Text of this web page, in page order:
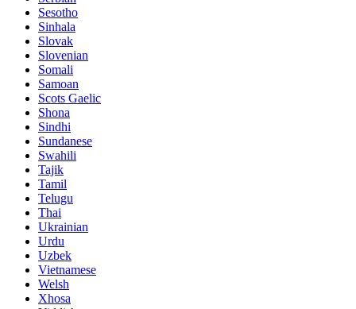
Sesotho
Sinhala
Slovak
Slovenian
Somali
Samoan
Scots Gaelic
Shona
Sindhi
Sundanese
Swahili
Tajik
Tamil
Telugu
Thai
Ukrainian
Urdu
Uzbek
Vietnamese
Welsh
Xhosa